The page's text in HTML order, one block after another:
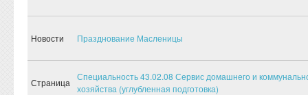
Новости Празднование Масленицы
Страница
Специальность 43.02.08 Сервис домашнего и
хозяйства (углубленная подготовка)